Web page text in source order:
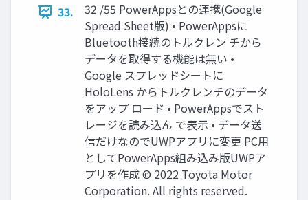
33.
32 /55 PowerAppsとの連携(Google
Spread Sheet版) • PowerAppsに
Bluetooth接続のトルクレン チから
データを取得する機能は無い •
Google スプレッドシートに
HoloLens からトルクレンチのデータ
をアップ ロード • PowerAppsでスト
レージを読み込ん で表示 • データ送
信だけなのでUWPアプリに変更 PC用
としてPowerApps組み込み版UWPア
プリを作成 © 2022 Toyota Motor
Corporation. All rights reserved.